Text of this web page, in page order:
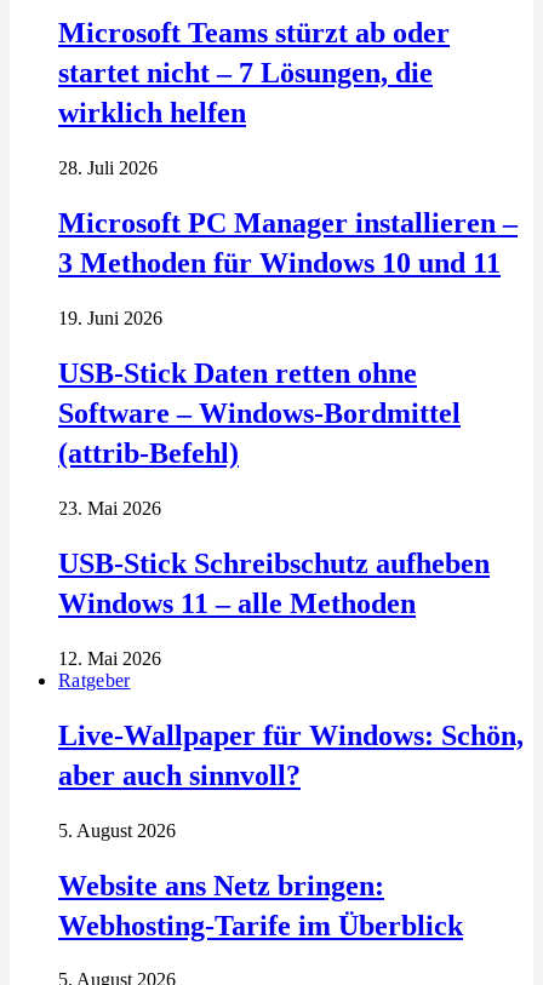
Microsoft Teams stürzt ab oder
startet nicht – 7 Lösungen, die
wirklich helfen
28. Juli 2026
Microsoft PC Manager installieren –
3 Methoden für Windows 10 und 11
19. Juni 2026
USB-Stick Daten retten ohne
Software – Windows-Bordmittel
(attrib-Befehl)
23. Mai 2026
USB-Stick Schreibschutz aufheben
Windows 11 – alle Methoden
12. Mai 2026
Ratgeber
Live-Wallpaper für Windows: Schön,
aber auch sinnvoll?
5. August 2026
Website ans Netz bringen:
Webhosting-Tarife im Überblick
5. August 2026